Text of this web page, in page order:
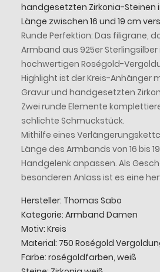
handgesetzten Zirkonia-Steinen
Länge zwischen 16 und 19 cm
Runde Perfektion: Das filigrane,
Armband aus 925er
hochwertigen Roségold-
Highlight ist der Kreis-Anhänger
Gravur und handgesetzten
Zwei runde Elemente
schlichte Schmuckstück.
Mithilfe eines
Länge des Armbands von 16 bis
Handgelenk anpassen. Als
besonderen Anlass ist es eine
Hersteller: Thomas Sabo
Kategorie: Armband Damen
Motiv: Kreis
Material: 750 Roségold
Farbe: roségoldfarben, weiß